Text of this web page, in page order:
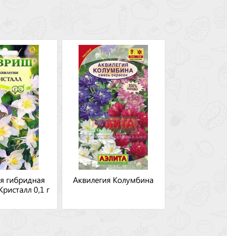
гибридная
0,1 г
Аквилегия Колумбина